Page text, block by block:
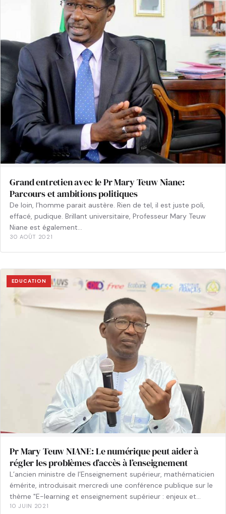
Grand entretien avec le Pr Mary Teuw Niane:
Parcours et ambitions politiques
De loin, l’homme parait austère. Rien de tel, il est juste poli,
effacé, pudique. Brillant universitaire, Professeur Mary Teuw
Niane est également…
30 AOÛT 2021
EDUCATION
Pr Mary Teuw NIANE: Le numérique peut aider à
régler les problèmes d’accès à l’enseignement
L’ancien ministre de l’Enseignement supérieur, mathématicien
émérite, introduisait mercredi une conférence publique sur le
thème "E-learning et enseignement supérieur : enjeux et…
10 JUIN 2021